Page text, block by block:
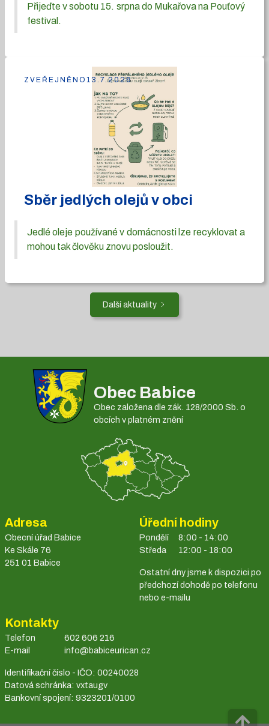
Přijeďte v sobotu 15. srpna do Mukařova na Pouťový
festival.
Sběr jedlých olejů v obci
Jedlé oleje používané v domácnosti lze recyklovat a
mohou tak člověku znovu posloužit.
ZVEŘEJNĚNO 13.7.2026
Další aktuality
Obec Babice
Obec založena dle zák. 128/2000 Sb. o
obcích v platném znění
Adresa
Obecní úřad Babice
Ke Skále 76
251 01 Babice
Úřední hodiny
Pondělí
Středa
8:00 - 14:00
12:00 - 18:00
Ostatní dny jsme k dispozici po
předchozí dohodě po telefonu
nebo e-mailu
Kontakty
Telefon
E-mail
602 606 216
info@babiceurican.cz
Identifikační číslo - IČO: 00240028
Datová schránka: vxtaugv
Bankovní spojení: 9323201/0100